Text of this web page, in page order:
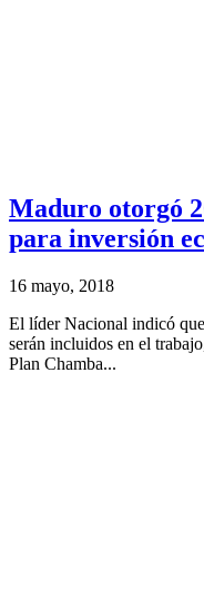
Maduro otorgó
para inversión
16 mayo, 2018
El líder Nacional indicó
serán incluidos en el
Plan Chamba...